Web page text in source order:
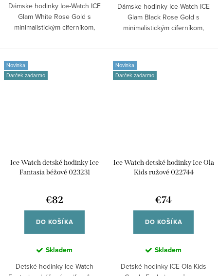
Dámske hodinky Ice-Watch ICE
Glam White Rose Gold s
minimalistickým ciferníkom,
Dámske hodinky Ice-Watch ICE
Glam Black Rose Gold s
minimalistickým ciferníkom,
Novinka
Darček zadarmo
Ice Watch detské hodinky Ice
Fantasia béžové 023231
€82
DO KOŠÍKA
Skladem
Detské hodinky Ice-Watch
Novinka
Darček zadarmo
Ice Watch detské hodinky Ice Ola
Kids ružové 022744
€74
DO KOŠÍKA
Skladem
Detské hodinky ICE Ola Kids